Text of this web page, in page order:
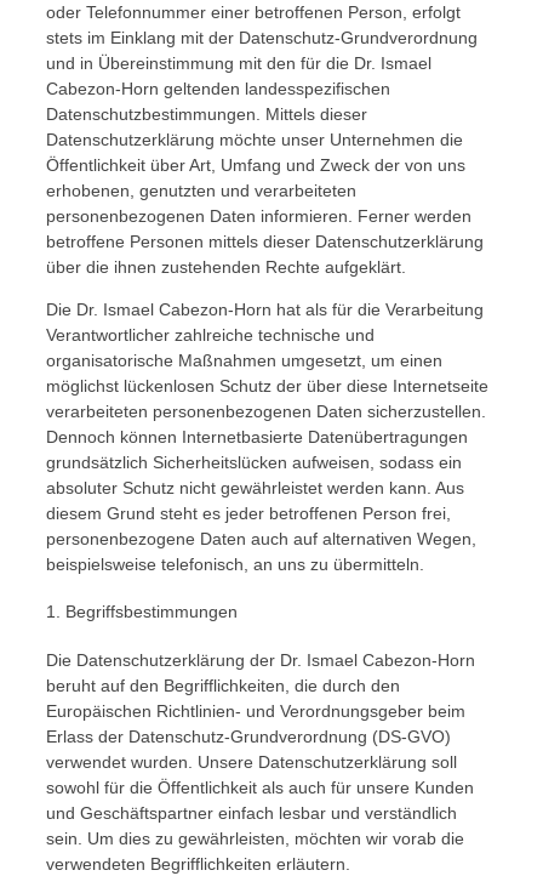
oder Telefonnummer einer betroffenen Person, erfolgt
stets im Einklang mit der Datenschutz-Grundverordnung
und in Übereinstimmung mit den für die Dr. Ismael
Cabezon-Horn geltenden landesspezifischen
Datenschutzbestimmungen. Mittels dieser
Datenschutzerklärung möchte unser Unternehmen die
Öffentlichkeit über Art, Umfang und Zweck der von uns
erhobenen, genutzten und verarbeiteten
personenbezogenen Daten informieren. Ferner werden
betroffene Personen mittels dieser Datenschutzerklärung
über die ihnen zustehenden Rechte aufgeklärt.
Die Dr. Ismael Cabezon-Horn hat als für die Verarbeitung
Verantwortlicher zahlreiche technische und
organisatorische Maßnahmen umgesetzt, um einen
möglichst lückenlosen Schutz der über diese Internetseite
verarbeiteten personenbezogenen Daten sicherzustellen.
Dennoch können Internetbasierte Datenübertragungen
grundsätzlich Sicherheitslücken aufweisen, sodass ein
absoluter Schutz nicht gewährleistet werden kann. Aus
diesem Grund steht es jeder betroffenen Person frei,
personenbezogene Daten auch auf alternativen Wegen,
beispielsweise telefonisch, an uns zu übermitteln.
1. Begriffsbestimmungen
Die Datenschutzerklärung der Dr. Ismael Cabezon-Horn
beruht auf den Begrifflichkeiten, die durch den
Europäischen Richtlinien- und Verordnungsgeber beim
Erlass der Datenschutz-Grundverordnung (DS-GVO)
verwendet wurden. Unsere Datenschutzerklärung soll
sowohl für die Öffentlichkeit als auch für unsere Kunden
und Geschäftspartner einfach lesbar und verständlich
sein. Um dies zu gewährleisten, möchten wir vorab die
verwendeten Begrifflichkeiten erläutern.